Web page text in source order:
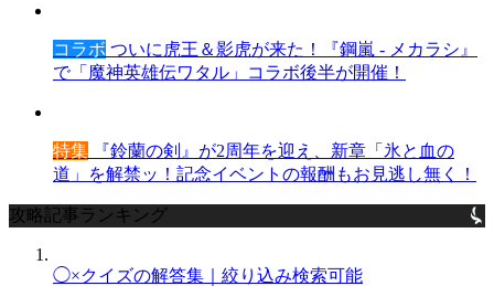
コラボ ついに虎王＆影虎が来た！『鋼嵐 - メカラシ』
で「魔神英雄伝ワタル」コラボ後半が開催！
特集 『鈴蘭の剣』が2周年を迎え、新章「氷と血の
道」を解禁ッ！記念イベントの報酬もお見逃し無く！
攻略記事ランキング
◯×クイズの解答集｜絞り込み検索可能